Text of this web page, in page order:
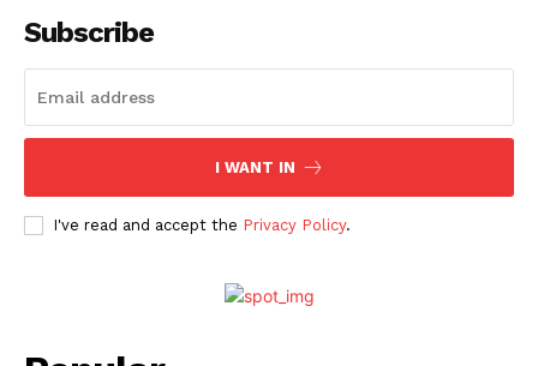
Subscribe
I WANT IN
I've read and accept the Privacy Policy.